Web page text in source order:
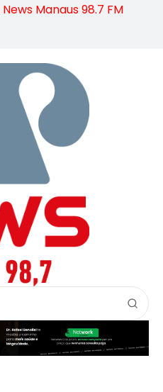
Manaus 98.7 FM